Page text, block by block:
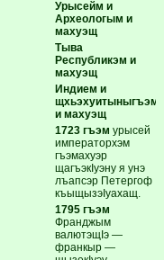
Урысейм и
Археологым и
махуэщ
Тыва
Республикэм и
махуэщ
Индием и
щхьэхуитыныгъэм
и махуэщ
1723 гъэм урысей
императорхэм
гъэмахуэр
щагъэкIуэну я унэ
лъапсэр Петергоф
къыщызэIуахащ.
1795 гъэм
Франджым
валютэщIэ —
франкыр —